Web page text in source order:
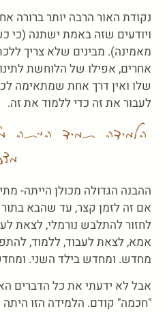
נקודת האור הרבה יותר ברורה
ויודעים שזה באמת ישתנה (כי
מאמינה). מבינים שלא צריך
אחרים, אפילו של הלוחשת
שלו ואין דרך אחת שמתאימה
לעבור את זה כדי ללמוד את זה.
הלמידה תמיד הייתה
ההבנה הגדולה מכולן הייתה-
אם זה לזמן קצר, עד שהבא
לחזור להתלבש נורמלי, לצאת
אמא, לצאת לעבוד, ללמוד,
מחדש. ומחדש בילד השני.
אבל לא ידעתי את כל הדברים
"חכמה" קודם. הלמידה הזו